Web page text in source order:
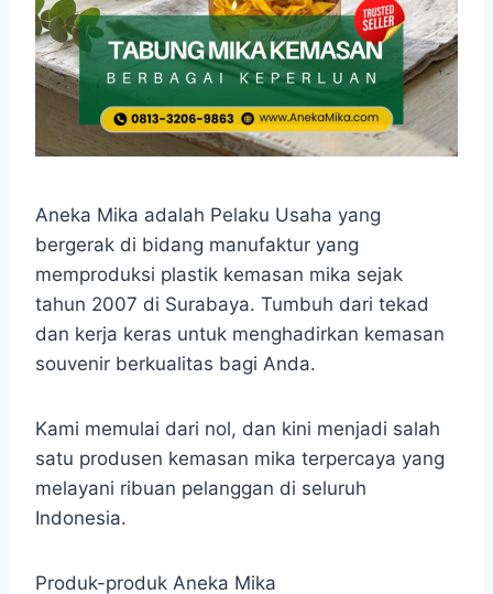
Aneka Mika adalah Pelaku Usaha yang
bergerak di bidang manufaktur yang
memproduksi plastik kemasan mika sejak
tahun 2007 di Surabaya. Tumbuh dari tekad
dan kerja keras untuk menghadirkan kemasan
souvenir berkualitas bagi Anda.
Kami memulai dari nol, dan kini menjadi salah
satu produsen kemasan mika terpercaya yang
melayani ribuan pelanggan di seluruh
Indonesia.
Produk-produk Aneka Mika